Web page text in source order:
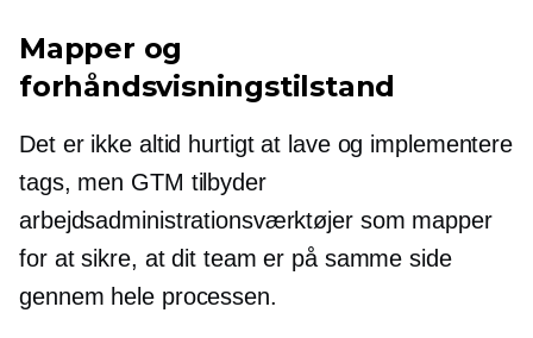
Mapper og
forhåndsvisningstilstand
Det er ikke altid hurtigt at lave og implementere
tags, men GTM tilbyder
arbejdsadministrationsværktøjer som mapper
for at sikre, at dit team er på samme side
gennem hele processen.